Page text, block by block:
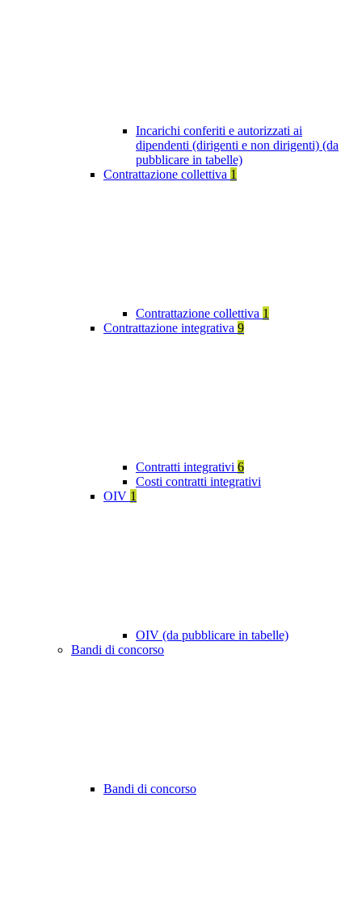
Incarichi conferiti e autorizzati ai
dipendenti (dirigenti e non dirigenti) (da
pubblicare in tabelle)
Contrattazione collettiva 1
Contrattazione collettiva 1
Contrattazione integrativa 9
Contratti integrativi 6
Costi contratti integrativi
OIV 1
OIV (da pubblicare in tabelle)
Bandi di concorso
Bandi di concorso